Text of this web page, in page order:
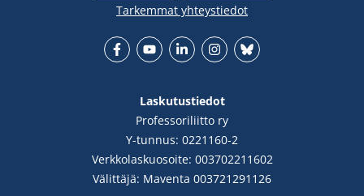
Tarkemmat yhteystiedot
Laskutustiedot
Professoriliitto ry
Y-tunnus: 0221160-2
Verkkolaskuosoite: 003702211602
Välittäjä: Maventa 003721291126